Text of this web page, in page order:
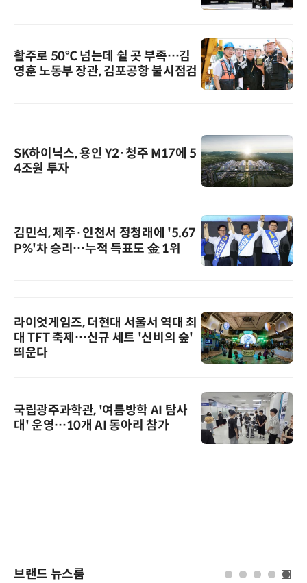
활주로 50℃ 넘는데 쉴 곳 부족…김
영훈 노동부 장관, 김포공항 불시점검
SK하이닉스, 용인 Y2·청주 M17에 5
4조원 투자
김민석, 제주·인천서 정청래에 '5.67
P%'차 승리…누적 득표도 金 1위
라이엇게임즈, 더현대 서울서 역대 최
대 TFT 축제…신규 세트 '신비의 숲'
띄운다
국립광주과학관, '여름방학 AI 탐사
대' 운영…10개 AI 동아리 참가
브랜드 뉴스룸